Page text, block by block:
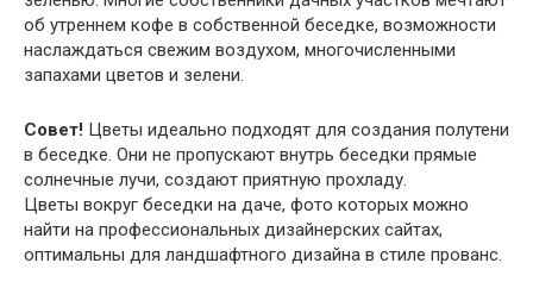
об утреннем кофе в собственной беседке, возможности
наслаждаться свежим воздухом, многочисленными
запахами цветов и зелени.
Совет! Цветы идеально подходят для создания полутени
в беседке. Они не пропускают внутрь беседки прямые
солнечные лучи, создают приятную прохладу.
Цветы вокруг беседки на даче, фото которых можно
найти на профессиональных дизайнерских сайтах,
оптимальны для ландшафтного дизайна в стиле прованс.